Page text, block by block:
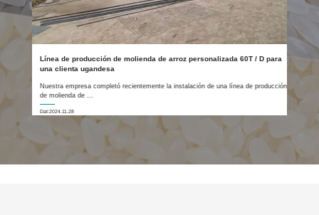
Línea de producción de molienda de arroz personalizada 60T / D para
una clienta ugandesa
Nuestra empresa completó recientemente la instalación de una línea de producción
de molienda de ...
Dat:2024.11.28